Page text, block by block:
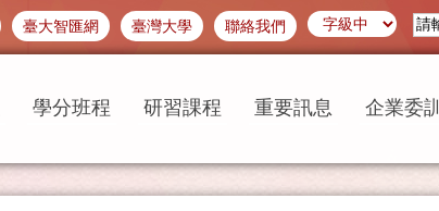
臺大智匯網 臺灣大學 聯絡我們
學分班程 研習課程 重要訊息 企業委訓